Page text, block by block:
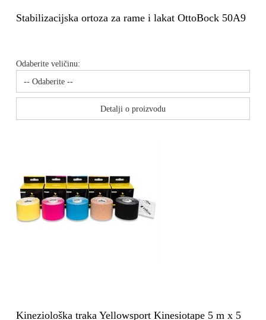
Stabilizacijska ortoza za rame i lakat OttoBock 50A9
Odaberite veličinu:
Detalji o proizvodu
Kineziološka traka Yellowsport Kinesiotape 5 m x 5